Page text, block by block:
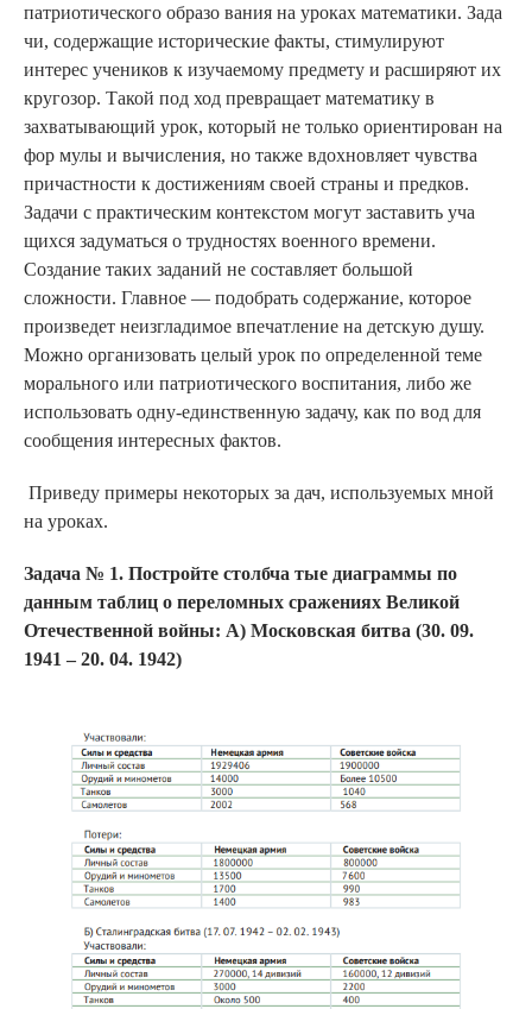
патриотического образо вания на уроках математики. Зада
чи, содержащие исторические факты, стимулируют
интерес учеников к изучаемому предмету и расширяют их
кругозор. Такой под ход превращает математику в
захватывающий урок, который не только ориентирован на
фор мулы и вычисления, но также вдохновляет чувства
причастности к достижениям своей страны и предков.
Задачи с практическим контекстом могут заставить уча
щихся задуматься о трудностях военного времени.
Создание таких заданий не составляет большой
сложности. Главное — подобрать содержание, которое
произведет неизгладимое впечатление на детскую душу.
Можно организовать целый урок по определенной теме
морального или патриотического воспитания, либо же
использовать одну-единственную задачу, как по вод для
сообщения интересных фактов.
Приведу примеры некоторых за дач, используемых мной
на уроках.
Задача № 1. Постройте столбча тые диаграммы по
данным таблиц о переломных сражениях Великой
Отечественной войны: А) Московская битва (30. 09.
1941 – 20. 04. 1942)